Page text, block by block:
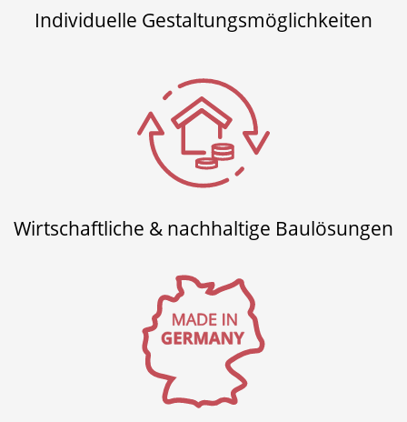
Individuelle Gestaltungsmöglichkeiten
Wirtschaftliche & nachhaltige Baulösungen